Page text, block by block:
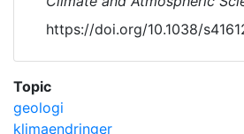
https://doi.org/10.1038/
Topic
geologi
klimaendringer